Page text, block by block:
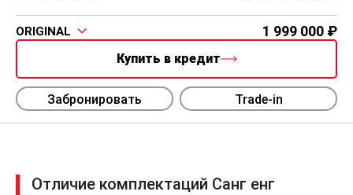
ORIGINAL 1 999 000
Купить в кредит
Забронировать Trade-in
Отличие комплектаций Санг енг